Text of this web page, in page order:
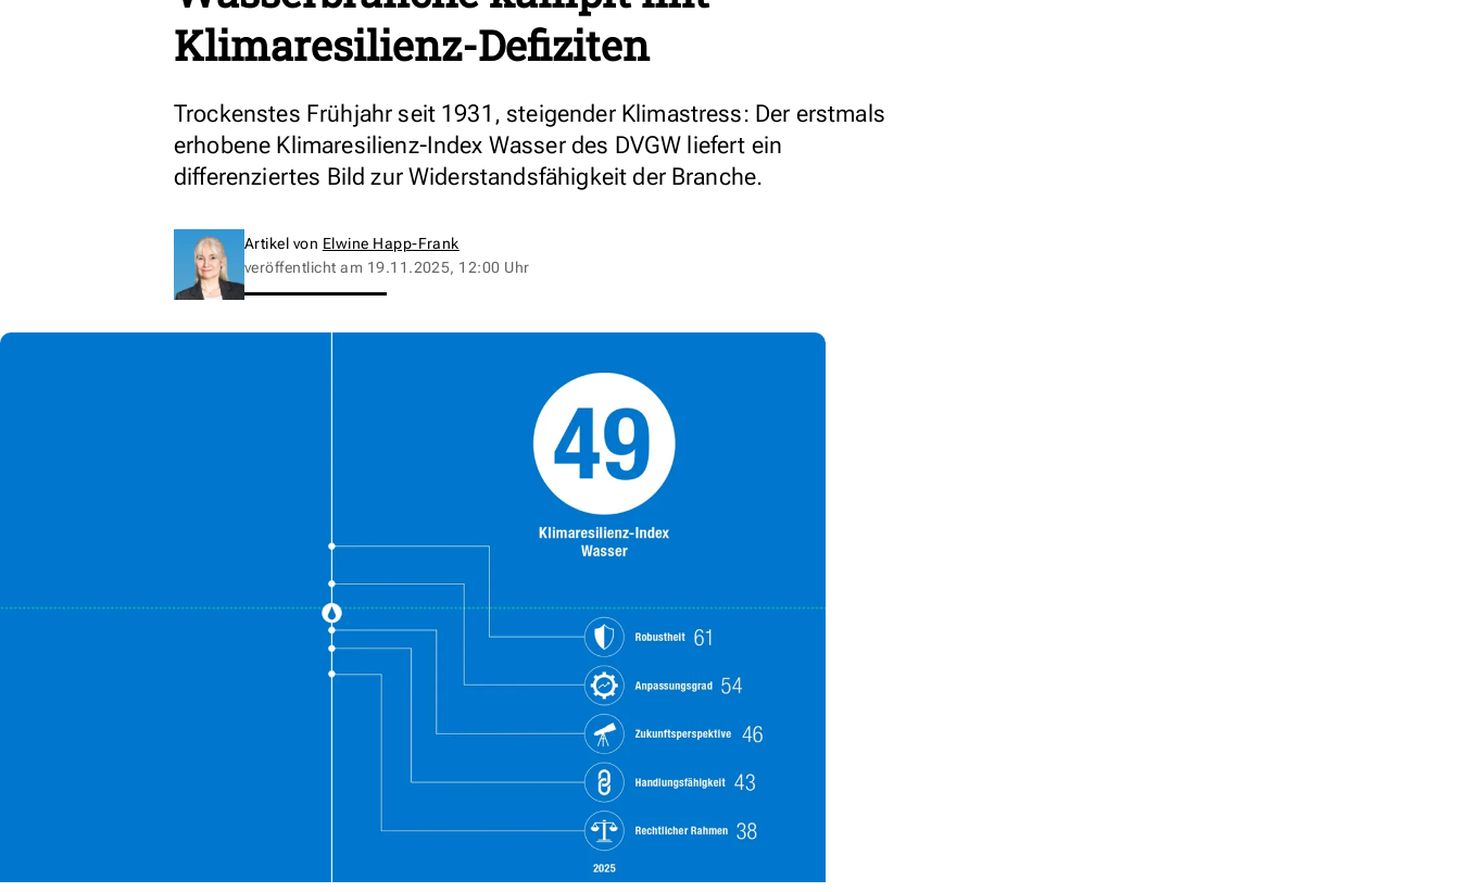
Klimaresilienz-Defiziten
Trockenstes Frühjahr seit 1931, steigender Klimastress: Der erstmals
erhobene Klimaresilienz-Index Wasser des DVGW liefert ein
differenziertes Bild zur Widerstandsfähigkeit der Branche.
Artikel von Elwine Happ-Frank
veröffentlicht am 19.11.2025, 12:00 Uhr